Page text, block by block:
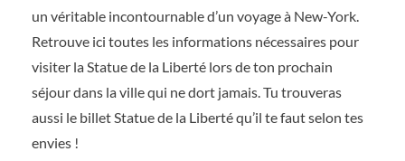
un véritable incontournable d’un voyage à New-York.
Retrouve ici toutes les informations nécessaires pour
visiter la Statue de la Liberté lors de ton prochain
séjour dans la ville qui ne dort jamais. Tu trouveras
aussi le billet Statue de la Liberté qu’il te faut selon tes
envies !